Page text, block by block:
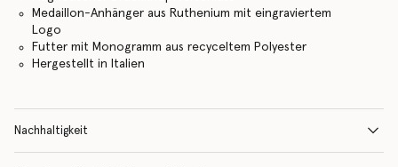
Medaillon-Anhänger aus Ruthenium mit eingraviertem
Logo
Futter mit Monogramm aus recyceltem Polyester
Hergestellt in Italien
Nachhaltigkeit